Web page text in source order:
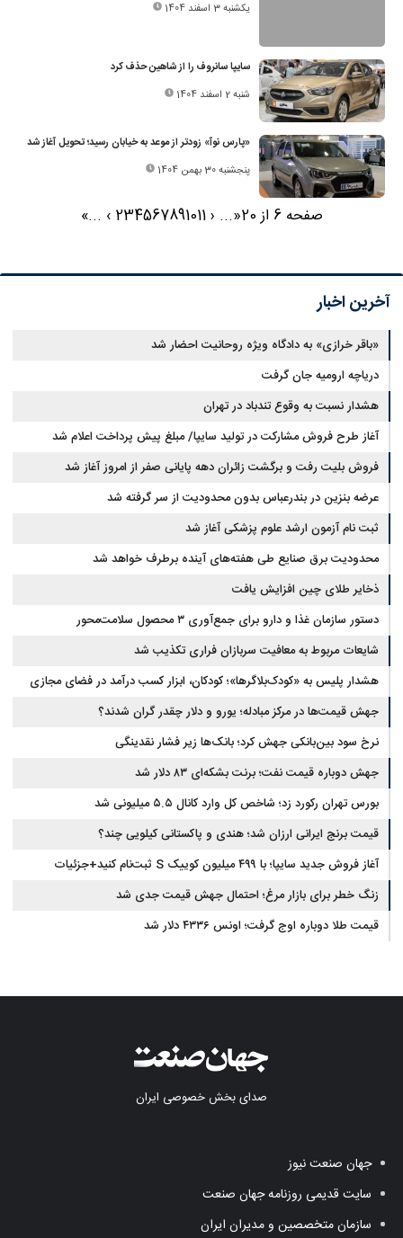
یکشنبه 3 اسفند 1404
سایپا سانروف را از شاهین حذف کرد
شنبه 2 اسفند 1404
«پارس نوآ» زودتر از موعد به خیابان رسید؛ تحویل آغاز شد
پنجشنبه 30 بهمن 1404
صفحه 6 از 20 «
...
‹
234567891011
›
...
»
آخرین اخبار
«باقر خرازی» به دادگاه ویژه روحانیت احضار شد
دریاچه ارومیه جان گرفت
هشدار نسبت به وقوع تندباد در تهران
آغاز طرح فروش مشارکت در تولید سایپا/ مبلغ پیش پرداخت اعلام شد
فروش بلیت رفت و برگشت زائران دهه پایانی صفر از امروز آغاز شد
عرضه بنزین در بندرعباس بدون محدودیت از سر گرفته شد
ثبت نام آزمون ارشد علوم پزشکی آغاز شد
محدودیت‌ برق صنایع طی هفته‌های آینده برطرف خواهد شد
ذخایر طلای چین افزایش یافت
دستور سازمان غذا و دارو برای جمع‌آوری ۳ محصول سلامت‌محور
شایعات مربوط به معافیت سربازان فراری تکذیب شد
هشدار پلیس به «کودک‌بلاگرها»؛ کودکان، ابزار کسب درآمد در فضای مجازی
نیستند
جهش قیمت‌ها در مرکز مبادله؛ یورو و دلار چقدر گران شدند؟
نرخ سود بین‌بانکی جهش کرد؛ بانک‌ها زیر فشار نقدینگی
جهش دوباره قیمت نفت؛ برنت بشکه‌ای ۸۳ دلار شد
بورس تهران رکورد زد؛ شاخص کل وارد کانال ۵.۵ میلیونی شد
قیمت برنج ایرانی ارزان شد؛ هندی و پاکستانی کیلویی چند؟
آغاز فروش جدید سایپا؛ با ۴۹۹ میلیون کوییک S ثبت‌نام کنید+جزئیات
زنگ خطر برای بازار مرغ؛ احتمال جهش قیمت جدی شد
قیمت طلا دوباره اوج گرفت؛ اونس ۴۳۳۶ دلار شد
صدای بخش خصوصی ایران
جهان صنعت نیوز
سایت قدیمی روزنامه جهان صنعت
سازمان متخصصین و مدیران ایران